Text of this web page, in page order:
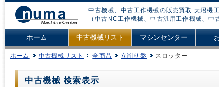
中古機械、中古工作機械の販売買取 大沼機
（中古NC工作機械、中古汎用工作機械、
ホーム 中古機械リスト マシンセンター
ホーム 中古機械リスト 全商品 立削り盤 スロッター
中古機械 検索表示